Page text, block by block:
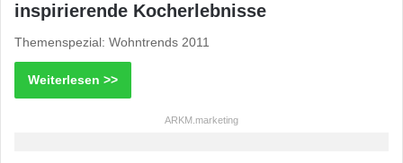
inspirierende Kocherlebnisse
Themenspezial: Wohntrends 2011
Weiterlesen >>
ARKM.marketing